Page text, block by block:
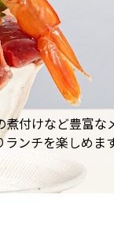
付けなど豊富
ンチを楽しめま